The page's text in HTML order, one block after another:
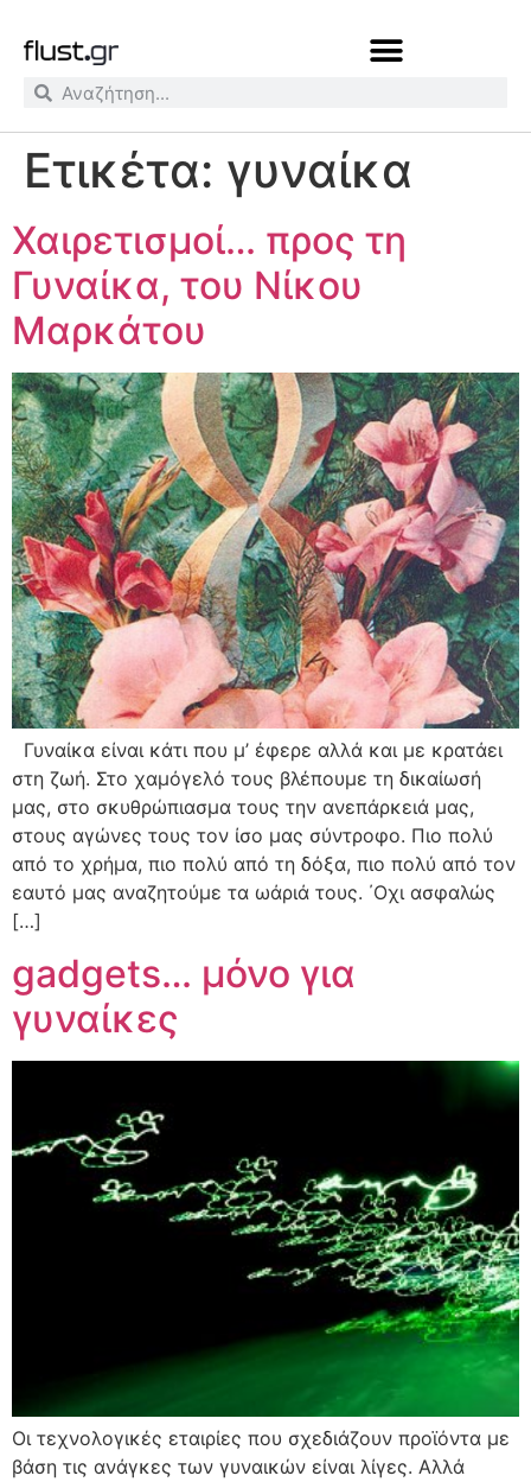
Ετικέτα: γυναίκα
Χαιρετισμοί… προς τη
Γυναίκα, του Νίκου
Μαρκάτου
Γυναίκα είναι κάτι που μ’ έφερε αλλά και με κρατάει
στη ζωή. Στο χαμόγελό τους βλέπουμε τη δικαίωσή
μας, στο σκυθρώπιασμα τους την ανεπάρκειά μας,
στους αγώνες τους τον ίσο μας σύντροφο. Πιο πολύ
από το χρήμα, πιο πολύ από τη δόξα, πιο πολύ από τον
εαυτό μας αναζητούμε τα ωάριά τους. ΄Οχι ασφαλώς
[…]
gadgets… μόνο για
γυναίκες
Οι τεχνολογικές εταιρίες που σχεδιάζουν προϊόντα με
βάση τις ανάγκες των γυναικών είναι λίγες. Αλλά